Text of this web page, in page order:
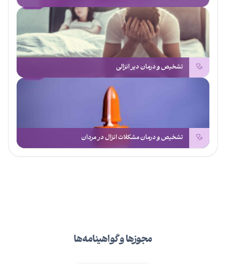
تشخیص و درمان دیر انزالی
تشخیص و درمان مشکلات انزال در مردان
مجوزها و گواهینامه‌ها